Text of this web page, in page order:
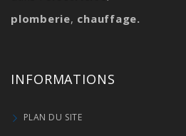
plomberie, chauffage.
INFORMATIONS
PLAN DU SITE